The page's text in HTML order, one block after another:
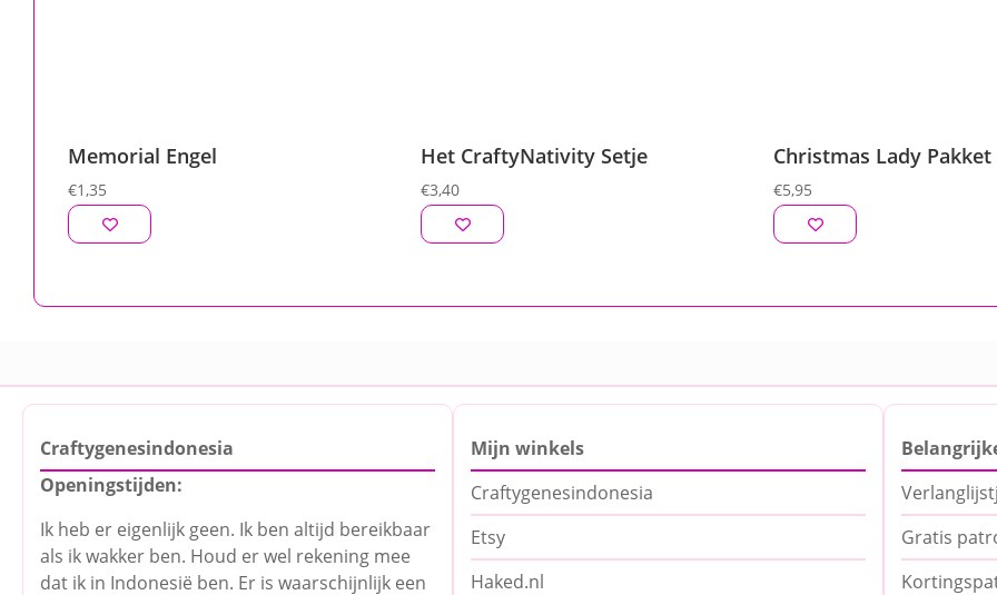
Memorial Engel
€1,35
Het CraftyNativity Setje
€3,40
Christmas Lady Pakket
€5,95
Craftygenesindonesia
Openingstijden:
Ik heb er eigenlijk geen. Ik ben altijd bereikbaar
als ik wakker ben. Houd er wel rekening mee
dat ik in Indonesië ben. Er is waarschijnlijk een
Mijn winkels
Craftygenesindonesia
Etsy
Haked.nl
Gratis